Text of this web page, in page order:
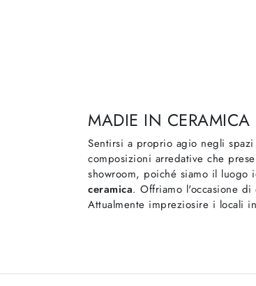
MADIE IN CERAMICA
Sentirsi a proprio agio negli
composizioni arredative che
showroom, poiché siamo il
ceramica. Offriamo l'occasione
Attualmente impreziosire i locali